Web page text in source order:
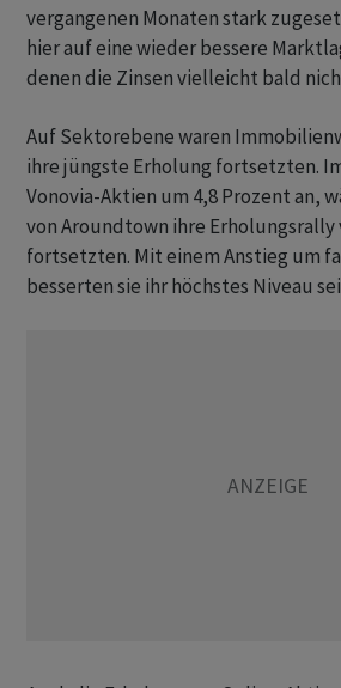
vergangenen Monaten stark
hier auf eine wieder bessere
denen die Zinsen vielleicht bald
Auf Sektorebene waren
ihre jüngste Erholung fortsetzten.
Vonovia-Aktien um 4,8 Prozent an,
von Aroundtown ihre Erholungsrally
fortsetzten. Mit einem Anstieg um
besserten sie ihr höchstes Niveau